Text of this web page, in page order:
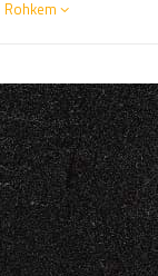
Rohkem